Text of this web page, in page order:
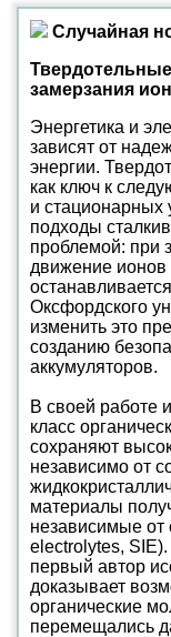
Случайная
замерзания
Энергетика и
зависят от
энергии.
как ключ к
и стационарных
подходы
проблемой: при
движение ионов
Оксфордского
изменить это
созданию
аккумуляторов.
В своей работе
класс
сохраняют
независимо от
материалы
независимые от
electrolytes,
первый автор
доказывает
органические
перемещались